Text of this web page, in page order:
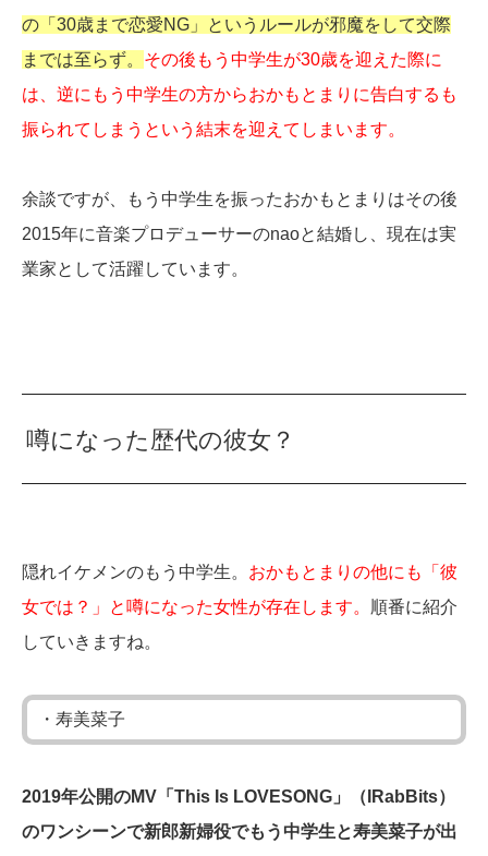
の「30歳まで恋愛NG」というルールが邪魔をして交際
までは至らず。 その後もう中学生が30歳を迎えた際に
は、逆にもう中学生の方からおかもとまりに告白するも
振られてしまうという結末を迎えてしまいます。
余談ですが、もう中学生を振ったおかもとまりはその後
2015年に音楽プロデューサーのnaoと結婚し、現在は実
業家として活躍しています。
噂になった歴代の彼女？
隠れイケメンのもう中学生。 おかもとまりの他にも「彼
女では？」と噂になった女性が存在します。 順番に紹介
していきますね。
・寿美菜子
2019年公開のMV「This Is LOVESONG」（IRabBits）
のワンシーンで新郎新婦役でもう中学生と寿美菜子が出